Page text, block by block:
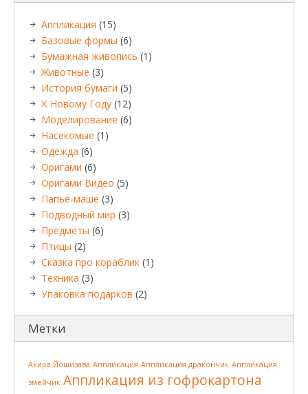
Аппликация (15)
Базовые формы (6)
Бумажная живопись (1)
Животные (3)
История бумаги (5)
К Новому Году (12)
Моделирование (6)
Насекомые (1)
Одежда (6)
Оригами (6)
Оригами Видео (5)
Папье-маше (3)
Подводный мир (3)
Предметы (6)
Птицы (2)
Сказка про кораблик (1)
Техника (3)
Упаковка подарков (2)
Метки
Акира Йошизава Аппликация Аппликация дракончик Аппликация
змейчик Аппликация из гофрокартона